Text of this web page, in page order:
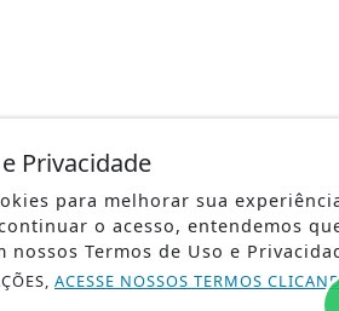
Privacidade
para melhorar sua
o acesso, entendemos
nossos Termos de Uso e
ACESSE NOSSOS TERMOS